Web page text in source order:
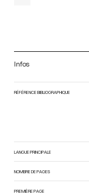
Infos
RÉFÉRENCE BIBLIOGRAPHIQUE
LANGUE PRINCIPALE
NOMBRE DE PAGES
PREMIÈRE PAGE